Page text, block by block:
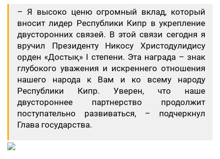
– Я высоко ценю огромный вклад, который
вносит лидер Республики Кипр в укрепление
двусторонних связей. В этой связи сегодня я
вручил Президенту Никосу Христодулидису
орден «Достық» І степени. Эта награда – знак
глубокого уважения и искреннего отношения
нашего народа к Вам и ко всему народу
Республики Кипр. Уверен, что наше
двустороннее партнерство продолжит
поступательно развиваться, – подчеркнул
Глава государства.